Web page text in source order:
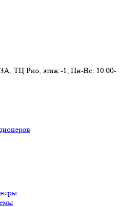
ТЦ Рио, этаж -1; Пн-Вс: 10:00-